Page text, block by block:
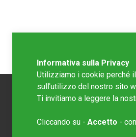
Informativa sulla Privacy
Utilizziamo i cookie perché
sull'utilizzo del nostro sito
Ti invitiamo a leggere la
Cliccando su - Accetto -